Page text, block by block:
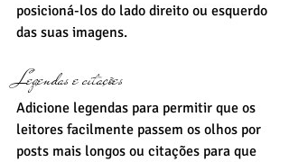
posicioná-los do lado direito ou esquerdo
das suas imagens.
Legendas e citações
Adicione legendas para permitir que os
leitores facilmente passem os olhos por
posts mais longos ou citações para que